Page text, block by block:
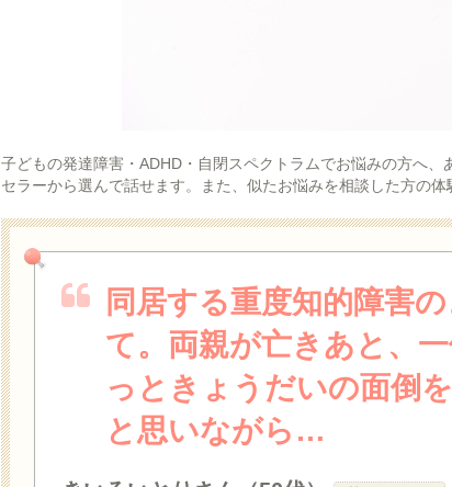
子どもの発達障害・ADHD・自閉スペクトラムでお悩みの方へ
セラーから選んで話せます。また、似たお悩みを相談した方の体
同居する重度知的障害
て。両親が亡きあと、
っときょうだいの面倒
と思いながら…